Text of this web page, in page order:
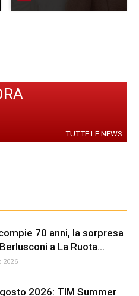
TUTTE LE NEWS
70 anni, la sorpresa
a La Ruota...
2026
2026: TIM Summer